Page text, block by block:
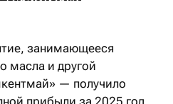
занимающееся
масла и другой
— получило
прибыли за 2025 год.